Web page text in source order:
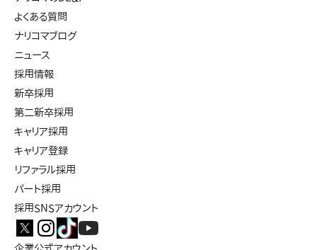
よくある質問
ナリコマブログ
ニュース
採用情報
新卒採用
第二新卒採用
キャリア採用
キャリア登録
リファラル採用
パート採用
採用SNSアカウント